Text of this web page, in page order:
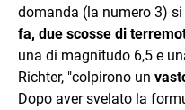
domanda (la numero 3) si
fa, due scosse di
una di magnitudo 6,5 e
Richter, "colpirono un
Dopo aver svelato la